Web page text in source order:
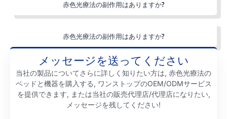
赤色光療法の副作用はありますか?
赤色光療法の副作用はありますか?
メッセージを送ってください
当社の製品についてさらに詳しく知りたい方は, 赤色光療法の
ベッドと機器を購入する, ワンストップのOEM/ODMサービス
を提供できます, または当社の販売代理店/代理店になりたい,
メッセージを残してください!